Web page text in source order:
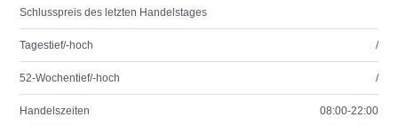
Schlusspreis des letzten Handelstages
Tagestief/-hoch /
52-Wochentief/-hoch /
Handelszeiten 08:00-22:00